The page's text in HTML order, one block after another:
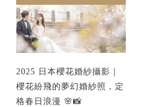
2025 日本櫻花婚紗攝影｜
櫻花紛飛的夢幻婚紗照，定
格春日浪漫 🌸📸